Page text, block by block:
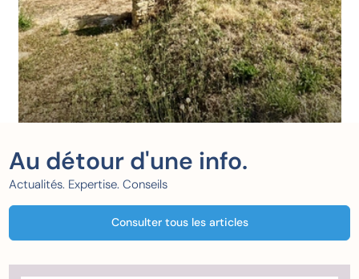
Au détour d'une info.
Actualités. Expertise. Conseils
Consulter tous les articles